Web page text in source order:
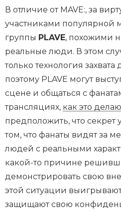
В отличие от MAVE:, за
участниками популярной
группы PLAVE, похожими
реальные люди. В этом
только технология
поэтому PLAVE могут
сцене и общаться с
трансляциях, как это
предположить, что секрет
том, что фанаты видят за
людей с реальными
какой-то причине
демонстрировать свою
этой ситуации
защищают свою